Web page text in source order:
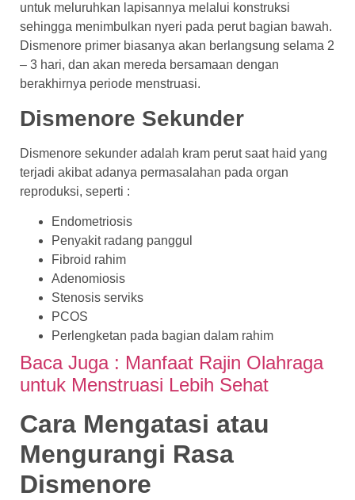
untuk meluruhkan lapisannya melalui konstruksi
sehingga menimbulkan nyeri pada perut bagian bawah.
Dismenore primer biasanya akan berlangsung selama 2
– 3 hari, dan akan mereda bersamaan dengan
berakhirnya periode menstruasi.
Dismenore Sekunder
Dismenore sekunder adalah kram perut saat haid yang
terjadi akibat adanya permasalahan pada organ
reproduksi, seperti :
Endometriosis
Penyakit radang panggul
Fibroid rahim
Adenomiosis
Stenosis serviks
PCOS
Perlengketan pada bagian dalam rahim
Baca Juga : Manfaat Rajin Olahraga
untuk Menstruasi Lebih Sehat
Cara Mengatasi atau
Mengurangi Rasa
Dismenore